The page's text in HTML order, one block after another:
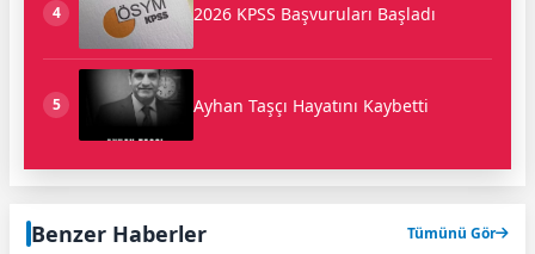
4 2026 KPSS Başvuruları Başladı
5 Ayhan Taşçı Hayatını Kaybetti
Benzer Haberler Tümünü Gör